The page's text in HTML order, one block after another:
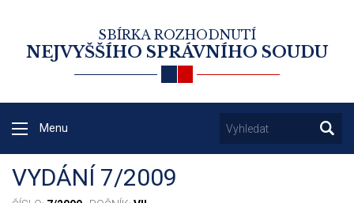
SBÍRKA ROZHODNUTÍ
NEJVYŠŠÍHO SPRÁVNÍHO SOUDU
Menu
VYDÁNÍ 7/2009